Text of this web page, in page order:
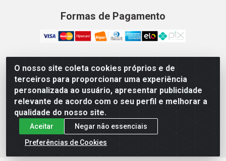
O nosso site coleta cookies próprios e de
terceiros para proporcionar uma experiência
personalizada ao usuário, apresentar publicidade
relevante de acordo com o seu perfil e melhorar a
qualidade do nosso site.
Aceitar
Negar não essenciais
Preferências de Cookies
Formas de Pagamento
Vetcom Distribuidora de Rações LTDA - Rua Maximiano
Barreto, 1040 - Barroso, Fortaleza/CE - CEP 60.863-260
- CNPJ 26.133.872/0001-11